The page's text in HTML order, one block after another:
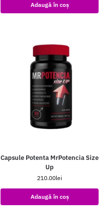
Adaugă în coș
Capsule Potenta MrPotencia Size
Up
210.00lei
Adaugă în coș